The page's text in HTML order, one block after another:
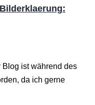
ist während des
da ich gerne